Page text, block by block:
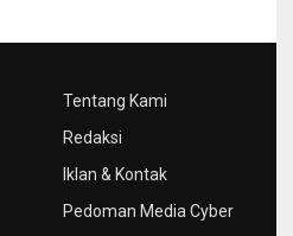
Tentang Kami
Redaksi
Iklan & Kontak
Pedoman Media Cyber